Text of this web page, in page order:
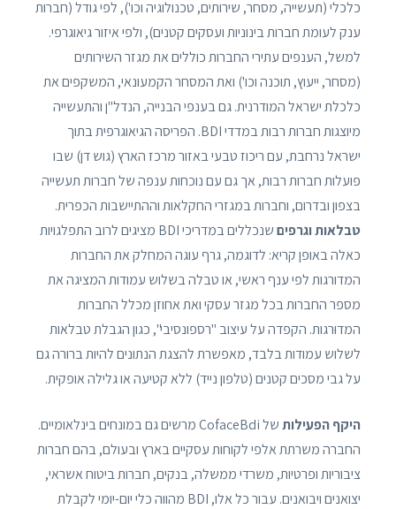
כלכלי (תעשייה, מסחר, שירותים, טכנולוגיה וכו'), לפי גודל (חברות
ענק לעומת חברות בינוניות ועסקים קטנים), ולפי איזור גיאוגרפי.
למשל, הענפים עתירי החברות כוללים את מגזר השירותים
(מסחר, ייעוץ, תוכנה וכו') ואת המסחר הקמעונאי, המשקפים את
כלכלת ישראל המודרנית. גם בענפי הבנייה, הנדל"ן והתעשייה
מיוצגות חברות רבות במדדי BDI. הפריסה הגיאוגרפית בתוך
ישראל נרחבת, עם ריכוז טבעי באזור מרכז הארץ (גוש דן) שבו
פועלות חברות רבות, אך גם עם נוכחות ענפה של חברות תעשייה
בצפון ובדרום, וחברות במגזרי החקלאות וההתיישבות הכפרית.
טבלאות וגרפים
שנכללים במדריכי BDI מציגים לרוב התפלגויות
כאלה באופן קריא: לדוגמה, גרף עוגה המחלק את החברות
המדורגות לפי ענף ראשי, או טבלה בשלוש עמודות המציגה את
מספר החברות בכל מגזר עסקי ואת אחוזן מכלל החברות
המדוּרגות. הקפדה על עיצוב "רספונסיבי", כגון הגבלת טבלאות
לשלוש עמודות בלבד, מאפשרת להצגת הנתונים להיות ברורה גם
על גבי מסכים קטנים (טלפון נייד) ללא קטיעה או גלילה אופקית.
היקף הפעילות
של CofaceBdi מרשים גם במונחים בינלאומיים.
החברה משרתת אלפי לקוחות עסקיים בארץ ובעולם, בהם חברות
ציבוריות ופרטיות, משרדי ממשלה, בנקים, חברות ביטוח אשראי,
יצואנים ויבואנים. עבור כל אלו, BDI מהווה כלי יום-יומי לקבלת